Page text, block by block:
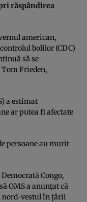
răspândirea
american,
bolilor (CDC)
să se
Frieden,
a estimat
ar putea fi afectate
persoane au murit
Congo,
OMS a anunţat că
nord-vestul în ţării